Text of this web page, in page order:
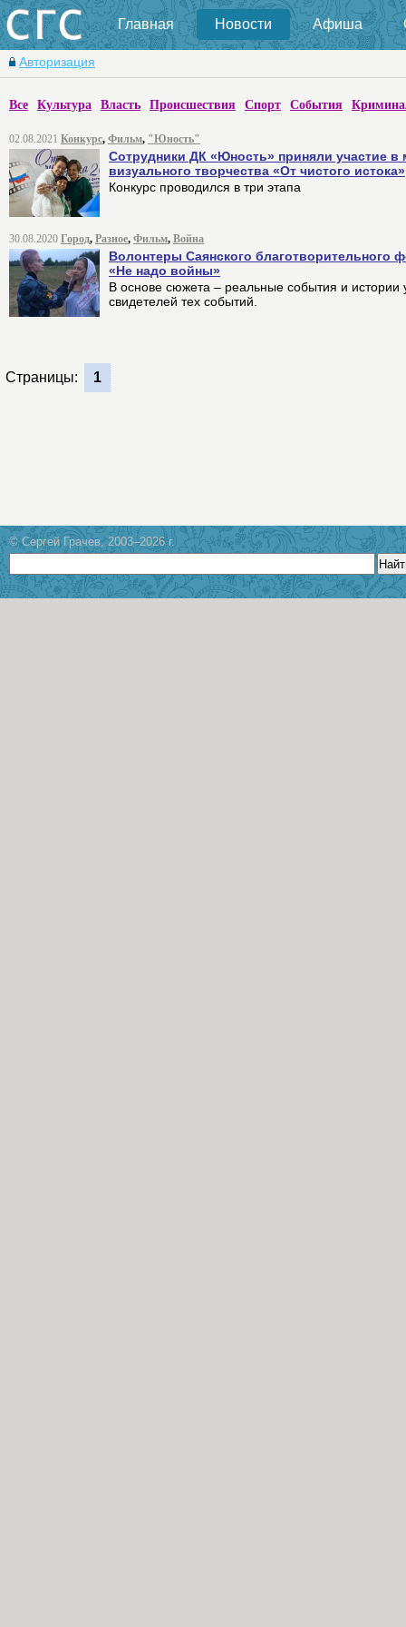
Главная Новости Афиша
Авторизация
Все Культура Власть Происшествия Спорт События
02.08.2021 Конкурс, Фильм, "Юность"
Сотрудники ДК «Юность» приняли участие
визуального творчества «От чистого истока»
Конкурс проводился в три этапа
30.08.2020 Город, Разное, Фильм, Война
Волонтеры Саянского благотворительного
«Не надо войны»
В основе сюжета – реальные события и истории
свидетелей тех событий.
Страницы: 1
© Сергей Грачев, 2003–2026 г.